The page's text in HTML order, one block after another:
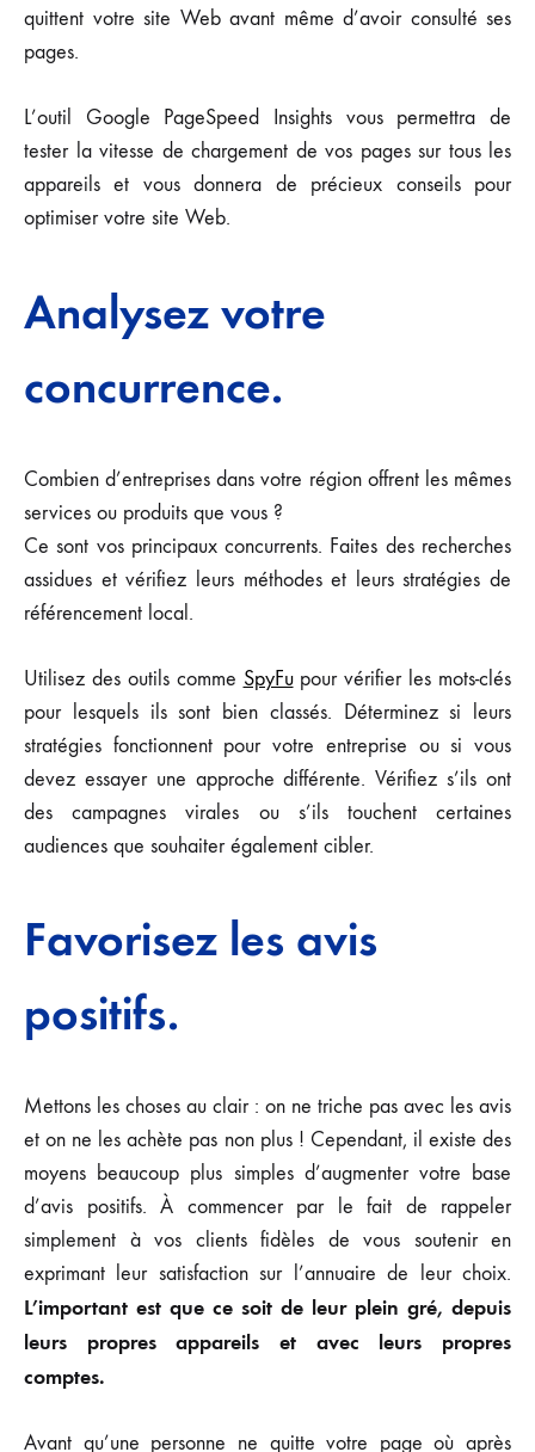
quittent votre site Web avant même d’avoir consulté ses
pages.
L’outil Google PageSpeed Insights vous permettra de
tester la vitesse de chargement de vos pages sur tous les
appareils et vous donnera de précieux conseils pour
optimiser votre site Web.
Analysez votre
concurrence.
Combien d’entreprises dans votre région offrent les mêmes
services ou produits que vous ?
Ce sont vos principaux concurrents. Faites des recherches
assidues et vérifiez leurs méthodes et leurs stratégies de
référencement local.
Utilisez des outils comme SpyFupour vérifier les mots-clés
pour lesquels ils sont bien classés. Déterminez si leurs
stratégies fonctionnent pour votre entreprise ou si vous
devez essayer une approche différente. Vérifiez s’ils ont
des campagnes virales ou s’ils touchent certaines
audiences que souhaiter également cibler.
Favorisez les avis
positifs.
Mettons les choses au clair : on ne triche pas avec les avis
et on ne les achète pas non plus ! Cependant, il existe des
moyens beaucoup plus simples d’augmenter votre base
d’avis positifs. À commencer par le fait de rappeler
simplement à vos clients fidèles de vous soutenir en
exprimant leur satisfaction sur l’annuaire de leur choix.
L’important est que ce soit de leur plein gré, depuis
leurs propres appareils et avec leurs propres
comptes.
Avant qu’une personne ne quitte votre page où après